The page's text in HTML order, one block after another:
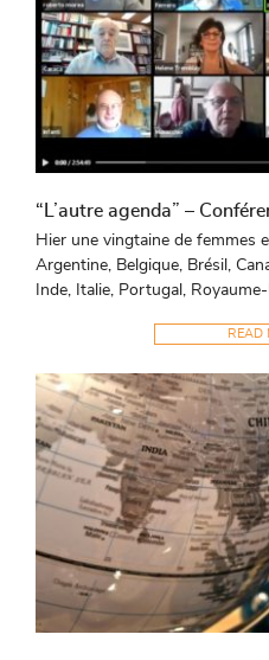
“L’autre agenda” –
Hier une vingtaine de femmes
Argentine, Belgique, Brésil,
Inde, Italie, Portugal,
READ